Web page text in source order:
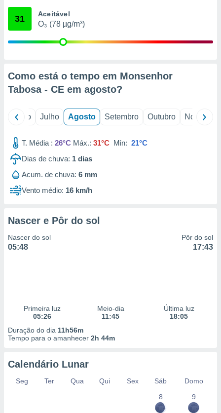
através
1199
31 Aceitável
O₃ (78 µg/m³)
Como está o tempo em Monsenhor
Tabosa - CE em agosto?
Junho Julho Agosto Setembro Outubro Novembro
T. Média : 26°C Máx.: 31°C Min: 21°C
Dias de chuva: 1 dias
Acum. de chuva: 6 mm
Vento médio: 16 km/h
Nascer e Pôr do sol
Nascer do sol
05:48
Pôr do sol
17:43
Primeira luz
05:26
Meio-dia
11:45
Última luz
18:05
Duração do dia 11h56m
Tempo para o amanhecer 2h 44m
Calendário Lunar
Seg Ter Qua Qui Sex Sáb
Domo
8
9